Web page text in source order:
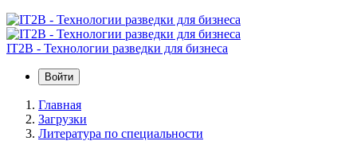
IT2B - Технологии разведки для бизнеса
Войти
Главная
Загрузки
Литература по специальности